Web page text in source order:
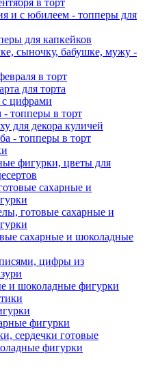
в торт
и с юбилеем - топперы для
для капкейков
сыночку, бабушке, мужу -
в торт
для торта
с цифрами
топперы в торт
для декора куличей
- топперы в торт
фигурки, цветы для
сахарные и
готовые сахарные и
сахарные и шоколадные
цифры из
и шоколадные фигурки
фигурки
сердечки готовые
фигурки